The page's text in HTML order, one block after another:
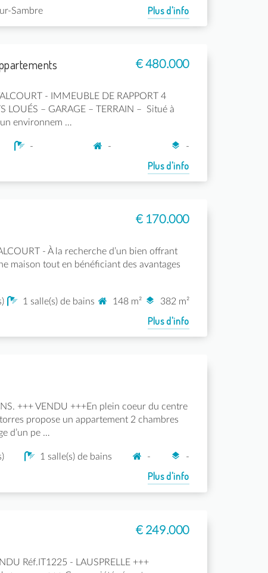
Sambre Plus d'info
€ 480.000
- IMMEUBLE DE RAPPORT 4
LOUÉS – GARAGE – TERRAIN – Situé à
environnem …
- - -
Plus d'info
€ 170.000
- À la recherche d’un bien offrant
maison tout en bénéficiant des avantages
1 salle(s) de bains 148 m² 382 m²
Plus d'info
+++ VENDU +++En plein coeur du centre
propose un appartement 2 chambres
d’un pe …
1 salle(s) de bains - -
Plus d'info
€ 249.000
Réf.IT1225 - LAUSPRELLE +++